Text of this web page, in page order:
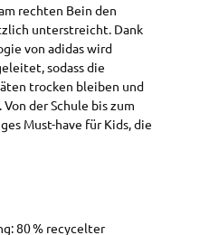
rechten Bein den
unterstreicht. Dank
von adidas wird
sodass die
trocken bleiben und
der Schule bis zum
Must-have für Kids, die
80 % recycelter